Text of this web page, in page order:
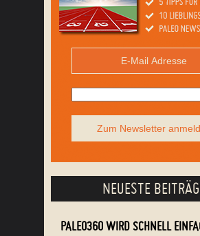
Zum Newsletter
NEUESTE
PALEO360 WIRD SCHNELL